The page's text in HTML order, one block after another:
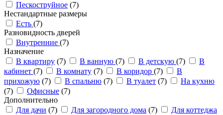
Пескоструйное (7)
Нестандартные размеры
Есть (7)
Разновидность дверей
Внутренние (7)
Назначение
В квартиру (7) В ванную (7) В детскую (7)
В
кабинет (7) В комнату (7) В коридор (7)
В
прихожую (7) В спальню (7) В туалет (7)
На кухню
(7)
Офисные (7)
Дополнительно
Для дачи (7) Для загородного дома (7)
Для коттеджа